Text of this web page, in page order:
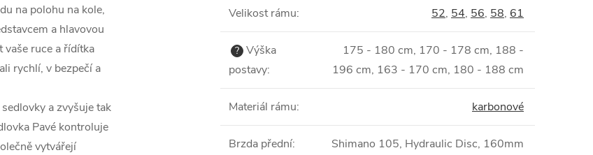
na polohu na kole,
a hlavovou
vaše ruce a řídítka
rychlí, v bezpečí a
a zvyšuje tak
Pavé kontroluje
vytvářejí
Velikost rámu: 52, 54, 56, 58, 61
? Výška
postavy:
175 - 180 cm, 170 - 178 cm, 188 -
196 cm, 163 - 170 cm, 180 - 188 cm
Materiál rámu: karbonové
Brzda přední: Shimano 105, Hydraulic Disc, 160mm